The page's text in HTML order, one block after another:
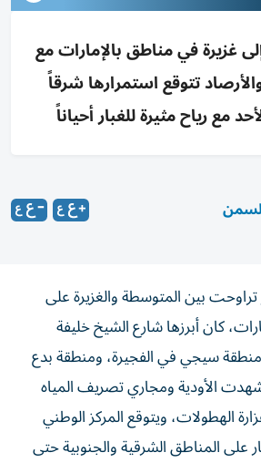
غزيرة في مناطق بالإمارات مع
تتوقع استمرارها شرقاً
مع رياح مثيرة للغبار أحياناً
بين المتوسطة والغزيرة على
كان أبرزها شارع الشيخ خليفة
سيجي في الفجيرة، ومنطقة بدع
الأودية ومجاري تصريف المياه
الهطولات، ويتوقع المركز الوطني
على المناطق الشرقية والجنوبية حتى